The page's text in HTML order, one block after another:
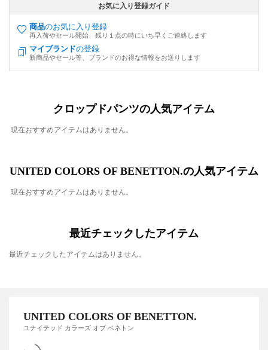
お気に入り登録ガイド
商品のお気に入り登録
再入荷やセール開始、残り１点の時にいち早くご連絡します
マイブランドの登録
新商品やセール等、ブランドのお得な情報をお送りします
クロップドパンツの人気アイテム
現在おすすめアイテムはありません。
UNITED COLORS OF BENETTON.の人気アイテム
現在おすすめアイテムはありません。
最近チェックしたアイテム
最近チェックしたアイテムはありません。
UNITED COLORS OF BENETTON.
ユナイテッド カラーズ オブ ベネトン